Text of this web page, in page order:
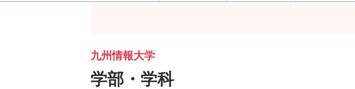
九州情報大学
学部・学科